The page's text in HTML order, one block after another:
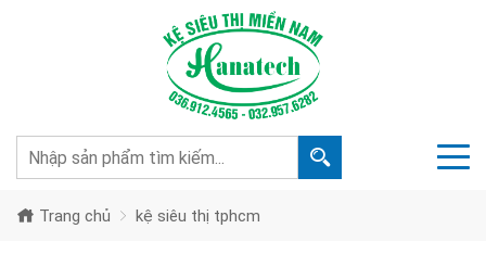
Trang chủ kệ siêu thị tphcm